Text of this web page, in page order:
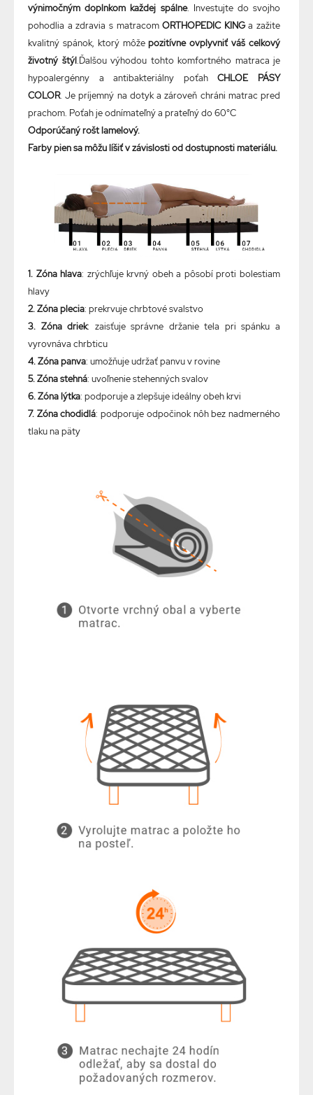
výnimočným doplnkom každej spálne. Investujte do svojho
pohodlia a zdravia s matracomORTHOPEDIC KINGa zažite
kvalitný spánok, ktorý môžepozitívne ovplyvniť váš celkový
životný štýl.Ďalšou výhodou tohto komfortného matraca je
hypoalergénny a antibakteriálny poťahCHLOE PÁSY
COLOR. Je príjemný na dotyk a zároveň chráni matrac pred
prachom. Poťah je odnímateľný a prateľný do 60°C
Odporúčaný rošt lamelový.
Farby pien sa môžu líšiť v závislosti od dostupnosti materiálu.
1. Zóna hlava: zrýchľuje krvný obeh a pôsobí proti bolestiam
hlavy
2. Zóna plecia: prekrvuje chrbtové svalstvo
3. Zóna driek: zaisťuje správne držanie tela pri spánku a
vyrovnáva chrbticu
4. Zóna panva: umožňuje udržať panvu v rovine
5. Zóna stehná: uvoľnenie stehenných svalov
6. Zóna lýtka: podporuje a zlepšuje ideálny obeh krvi
7. Zóna chodidlá: podporuje odpočinok nôh bez nadmerného
tlaku na päty